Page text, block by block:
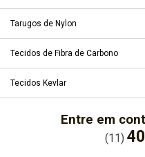
Tarugos de Nylon
Tecidos de Fibra de Carbono
Tecidos Kevlar
Entre em
(11)